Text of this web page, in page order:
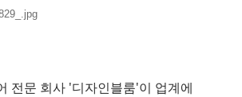
전문 회사 '디자인블룸'이 업계에